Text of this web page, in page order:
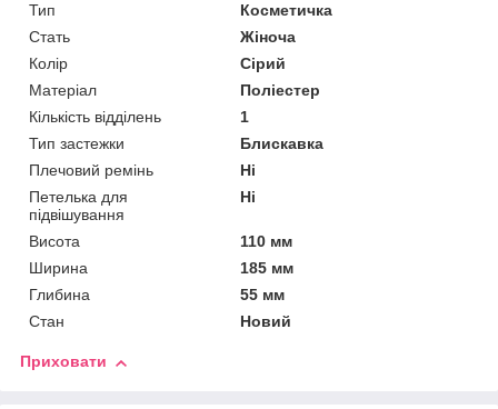
Тип
Косметичка
Стать
Жіноча
Колір
Сірий
Матеріал
Поліестер
Кількість відділень
1
Тип застежки
Блискавка
Плечовий ремінь
Ні
Петелька для
підвішування
Ні
Висота
110 мм
Ширина
185 мм
Глибина
55 мм
Стан
Новий
Приховати